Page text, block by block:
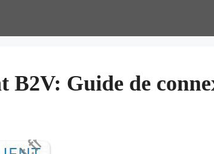
B2V: Guide de